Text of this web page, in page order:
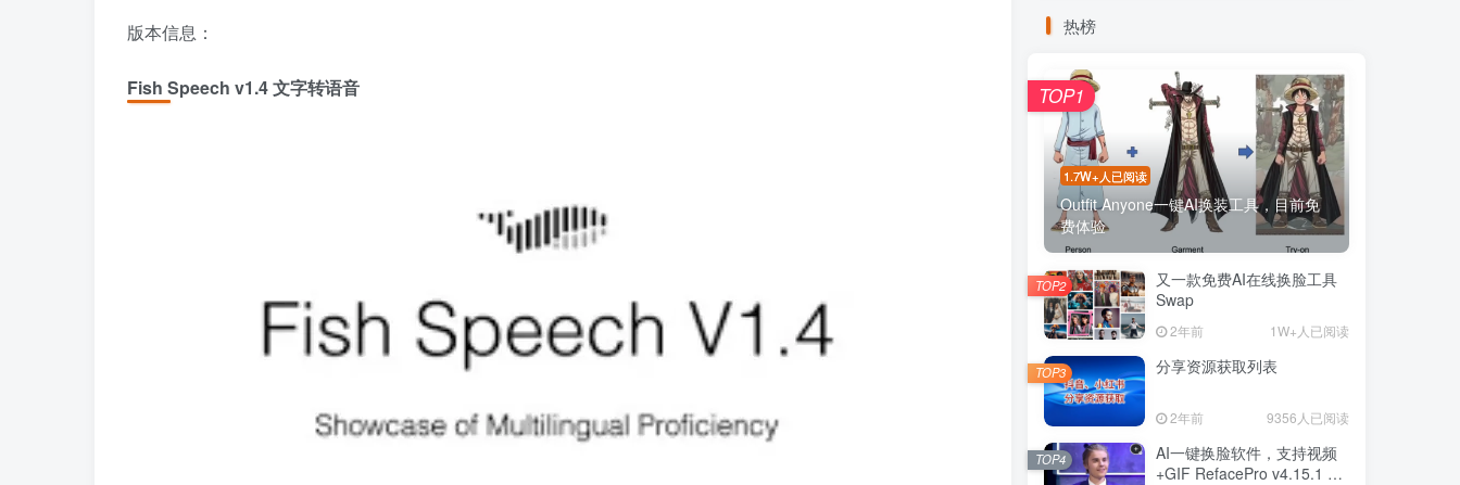
版本信息：
Fish Speech v1.4 文字转语音
热榜
1.7W+人已阅读
Outfit Anyone一键AI换装工具，目前免
费体验
TOP1
又一款免费AI在线换脸工具
Swap
2年前 1W+人已阅读
TOP2
分享资源获取列表
2年前 9356人已阅读
TOP3
AI一键换脸软件，支持视频
+GIF RefacePro v4.15.1 安
TOP4